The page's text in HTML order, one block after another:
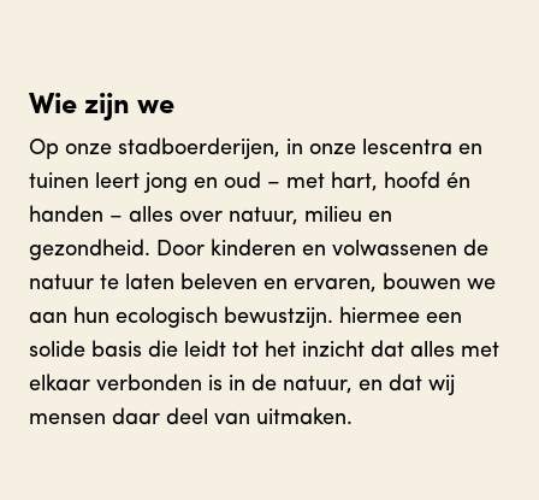
Wie zijn we
Op onze stadboerderijen, in onze lescentra en
tuinen leert jong en oud – met hart, hoofd én
handen – alles over natuur, milieu en
gezondheid. Door kinderen en volwassenen de
natuur te laten beleven en ervaren, bouwen we
aan hun ecologisch bewustzijn. hiermee een
solide basis die leidt tot het inzicht dat alles met
elkaar verbonden is in de natuur, en dat wij
mensen daar deel van uitmaken.